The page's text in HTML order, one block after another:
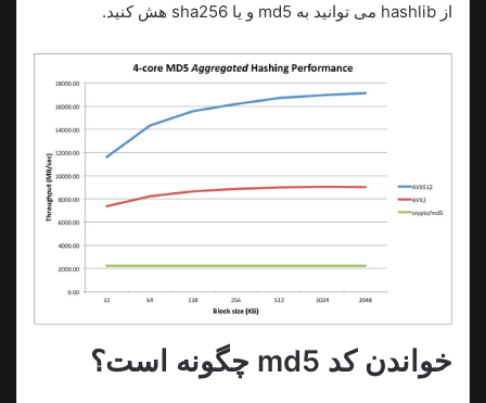
از hashlib می توانید به md5 و یا sha256 هش کنید.
خواندن کد md5 چگونه است؟